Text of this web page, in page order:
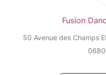
Fusion
50 Avenue des Champs